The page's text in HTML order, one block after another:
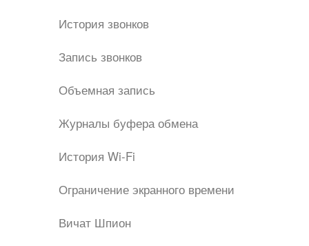
История звонков
Запись звонков
Объемная запись
Журналы буфера обмена
История Wi-Fi
Ограничение экранного времени
Вичат Шпион